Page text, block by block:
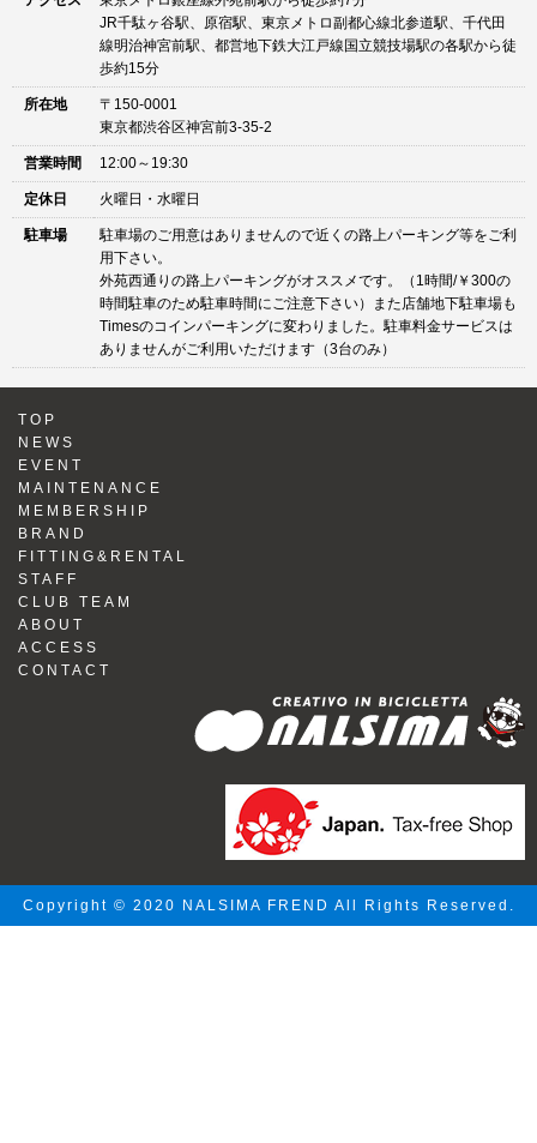
JR千駄ヶ谷駅、原宿駅、東京メトロ副都心線北参道駅、千代田
線明治神宮前駅、都営地下鉄大江戸線国立競技場駅の各駅から徒
歩約15分
所在地
〒150-0001
東京都渋谷区神宮前3-35-2
営業時間 12:00～19:30
定休日 火曜日・水曜日
駐車場
駐車場のご用意はありませんので近くの路上パーキング等をご利
用下さい。
外苑西通りの路上パーキングがオススメです。（1時間/￥300の
時間駐車のため駐車時間にご注意下さい）また店舗地下駐車場も
Timesのコインパーキングに変わりました。駐車料金サービスは
ありませんがご利用いただけます（3台のみ）
TOP
NEWS
EVENT
MAINTENANCE
MEMBERSHIP
BRAND
FITTING&RENTAL
STAFF
CLUB TEAM
ABOUT
ACCESS
CONTACT
Copyright © 2020 NALSIMA FREND All Rights Reserved.